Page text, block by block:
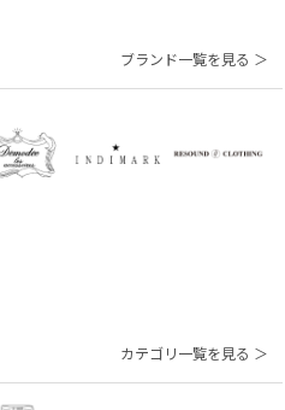
ブランド一覧を見る ＞
カテゴリ一覧を見る ＞